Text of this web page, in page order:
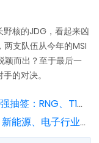
核的JDG，看起来凶
两支队伍从今年的MSI
颖而出？至于最后一
的对决。
RNG、T1经典对决
、电子行业表现亮眼